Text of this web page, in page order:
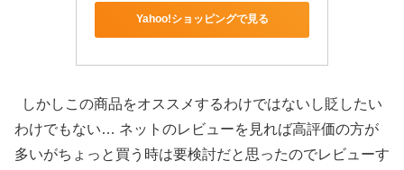
Yahoo!ショッピングで見る
しかしこの商品をオススメするわけではないし貶したい
わけでもない… ネットのレビューを見れば高評価の方が
多いがちょっと買う時は要検討だと思ったのでレビューす